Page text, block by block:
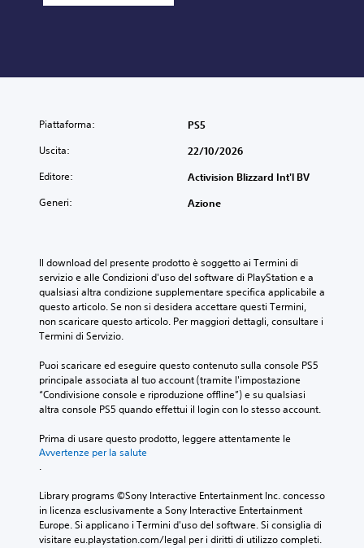
Piattaforma: PS5
Uscita: 22/10/2026
Editore: Activision Blizzard Int'l BV
Generi: Azione
Il download del presente prodotto è soggetto ai Termini di
servizio e alle Condizioni d'uso del software di PlayStation e a
qualsiasi altra condizione supplementare specifica applicabile a
questo articolo. Se non si desidera accettare questi Termini,
non scaricare questo articolo. Per maggiori dettagli, consultare i
Termini di Servizio.
Puoi scaricare ed eseguire questo contenuto sulla console PS5
principale associata al tuo account (tramite l'impostazione
“Condivisione console e riproduzione offline”) e su qualsiasi
altra console PS5 quando effettui il login con lo stesso account.
Prima di usare questo prodotto, leggere attentamente le
Avvertenze per la salute
.
Library programs ©Sony Interactive Entertainment Inc. concesso
in licenza esclusivamente a Sony Interactive Entertainment
Europe. Si applicano i Termini d'uso del software. Si consiglia di
visitare eu.playstation.com/legal per i diritti di utilizzo completi.